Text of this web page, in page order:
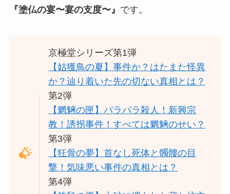
『塗仏の宴〜宴の支度〜』 です。
京極堂シリーズ第1弾
【姑獲鳥の夏】事件か？はたまた怪異
か？辿り着いた先の切ない真相とは？
第2弾
【魍魎の匣】バラバラ殺人！新興宗
教！誘拐事件！すべては魍魎のせい？
第3弾
【狂骨の夢】首なし死体と髑髏の目
撃！気味悪い事件の真相とは？
第4弾